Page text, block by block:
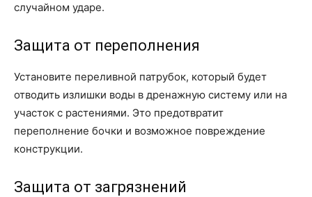
случайном ударе.
Защита от переполнения
Установите переливной патрубок, который будет
отводить излишки воды в дренажную систему или на
участок с растениями. Это предотвратит
переполнение бочки и возможное повреждение
конструкции.
Защита от загрязнений